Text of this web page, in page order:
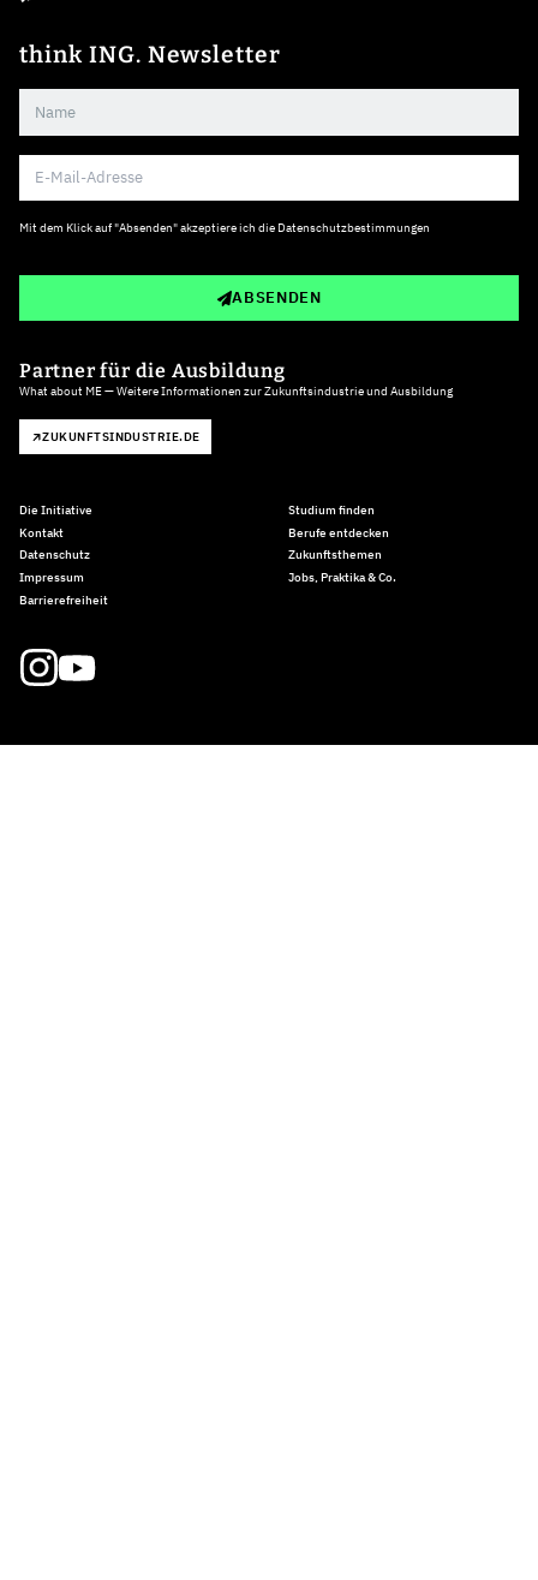
think ING. Newsletter
Mit dem Klick auf "Absenden" akzeptiere ich die Datenschutzbestimmungen
ABSENDEN
Partner für die Ausbildung
What about ME — Weitere Informationen zur Zukunftsindustrie und Ausbildung
ZUKUNFTSINDUSTRIE.DE
Die Initiative
Kontakt
Datenschutz
Impressum
Barrierefreiheit
Studium finden
Berufe entdecken
Zukunftsthemen
Jobs, Praktika & Co.